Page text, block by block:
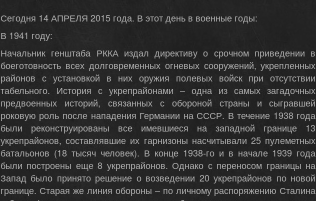
Сегодня 14 АПРЕЛЯ 2015 года. В этот день в военные годы:
В 1941 году:
Начальник генштаба РККА издал директиву о срочном приведении в
боеготовность всех долговременных огневых сооружений, укрепленных
районов с установкой в них оружия полевых войск при отсутствии
табельного. История с укрепрайонами – одна из самых загадочных
предвоенных историй, связанных с обороной страны и сыгравшей
роковую роль после нападения Германии на СССР. В течение 1938 года
были реконструированы все имевшиеся на западной границе 13
укрепрайонов, составлявшие их гарнизоны насчитывали 25 пулеметных
батальонов (18 тысяч человек). В конце 1938-го и в начале 1939 года
были построены еще 8 укрепрайонов. Однако с переносом границы на
Запад было принято решение о возведении 20 укрепрайонов по новой
границе. Старая же линия обороны – по личному распоряжению Сталина